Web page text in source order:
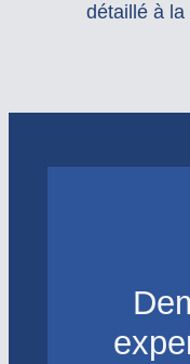
détaillé à la